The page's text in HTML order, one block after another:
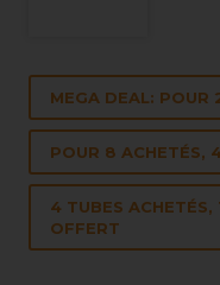
MEGA DEAL: POUR
POUR 8 ACHETÉS,
4 TUBES ACHETÉS,
OFFERT